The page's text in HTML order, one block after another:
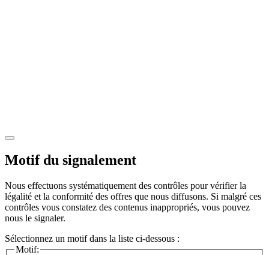
Motif du signalement
Nous effectuons systématiquement des contrôles pour vérifier la
légalité et la conformité des offres que nous diffusons. Si malgré ces
contrôles vous constatez des contenus inappropriés, vous pouvez
nous le signaler.
Sélectionnez un motif dans la liste ci-dessous :
Motif: